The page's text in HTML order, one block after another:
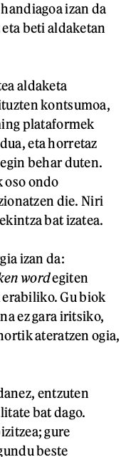
izan da
beti aldaketan
aldaketa
kontsumoa,
plataformek
eta horretaz
behar duten.
oso ondo
die. Niri
bat izatea.
izan da:
wordegiten
Gu biok
ez gara iritsiko,
ateratzen ogia,
entzuten
bat dago.
gure
beste